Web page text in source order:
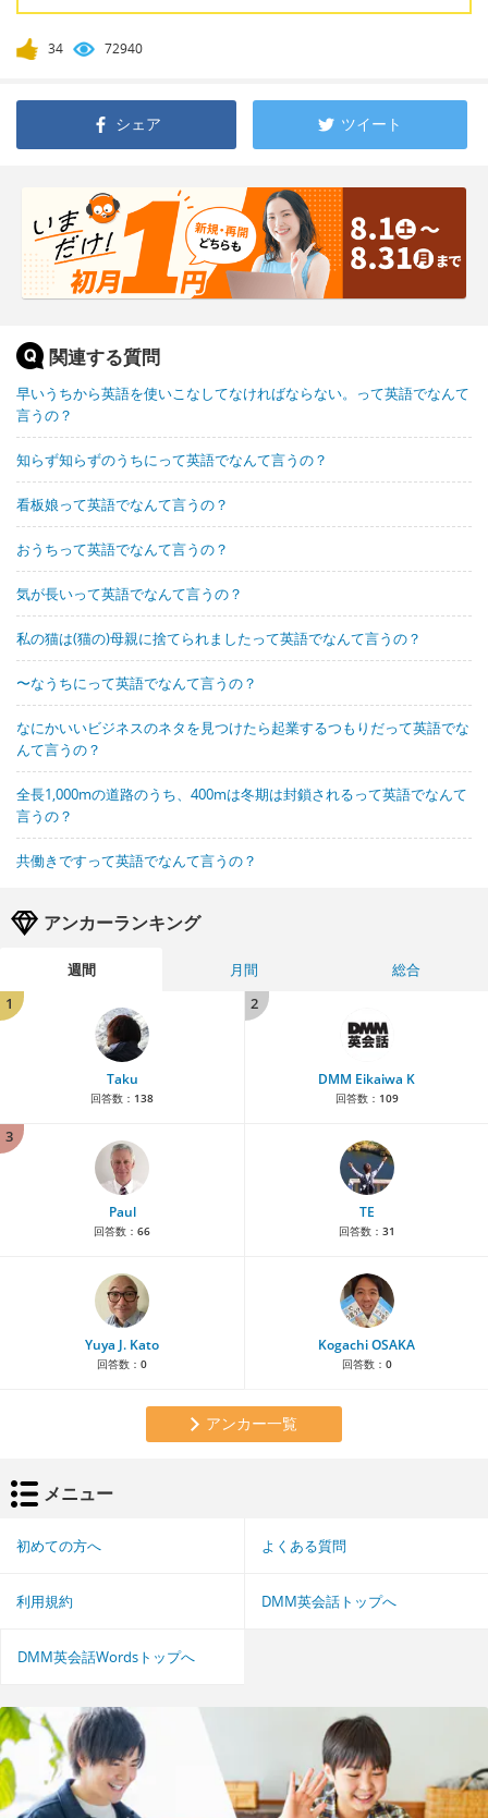
34 72940
シェア ツイート
関連する質問
早いうちから英語を使いこなしてなければならない。って英語でなんて
言うの？
知らず知らずのうちにって英語でなんて言うの？
看板娘って英語でなんて言うの？
おうちって英語でなんて言うの？
気が長いって英語でなんて言うの？
私の猫は(猫の)母親に捨てられましたって英語でなんて言うの？
〜なうちにって英語でなんて言うの？
なにかいいビジネスのネタを見つけたら起業するつもりだって英語でな
んて言うの？
全長1,000mの道路のうち、400mは冬期は封鎖されるって英語でなんて
言うの？
共働きですって英語でなんて言うの？
アンカーランキング
週間 月間
総合
1
Taku
回答数： 138
2
DMM Eikaiwa K
回答数： 109
3
Paul
回答数： 66
TE
回答数： 31
Yuya J. Kato
回答数： 0
Kogachi OSAKA
回答数： 0
アンカー一覧
メニュー
初めての方へ よくある質問
利用規約 DMM英会話トップへ
DMM英会話Wordsトップへ